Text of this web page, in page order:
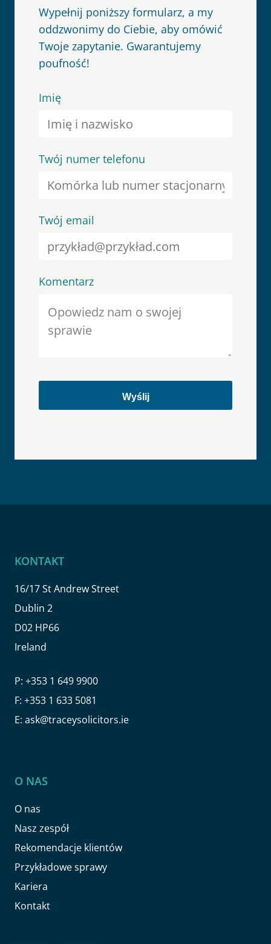
Wypełnij poniższy formularz, a my
oddzwonimy do Ciebie, aby omówić
Twoje zapytanie. Gwarantujemy
poufność!
Imię
Twój numer telefonu
Twój email
Komentarz
KONTAKT
16/17 St Andrew Street
Dublin 2
D02 HP66
Ireland
P: +353 1 649 9900
F: +353 1 633 5081
E: ask@traceysolicitors.ie
O NAS
O nas
Nasz zespół
Rekomendacje klientów
Przykładowe sprawy
Kariera
Kontakt